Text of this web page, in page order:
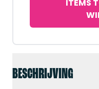
BESCHRIJVING
ITEMS